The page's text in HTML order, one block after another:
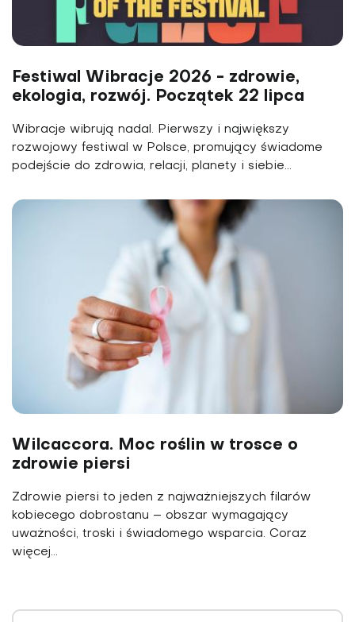
Festiwal Wibracje 2026 - zdrowie,
ekologia, rozwój. Początek 22 lipca
Wibracje wibrują nadal. Pierwszy i największy
rozwojowy festiwal w Polsce, promujący świadome
podejście do zdrowia, relacji, planety i siebie...
Wilcaccora. Moc roślin w trosce o
zdrowie piersi
Zdrowie piersi to jeden z najważniejszych filarów
kobiecego dobrostanu – obszar wymagający
uważności, troski i świadomego wsparcia. Coraz
więcej...